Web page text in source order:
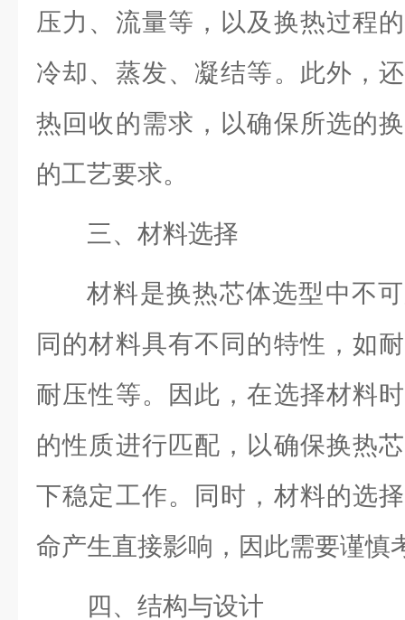
压力、流量等，以及换热过程
冷却、蒸发、凝结等。此外，
热回收的需求，以确保所选的
的工艺要求。
三、材料选择
材料是换热芯体选型中不
同的材料具有不同的特性，如
耐压性等。因此，在选择材料
的性质进行匹配，以确保换热
下稳定工作。同时，材料的选
命产生直接影响，因此需要谨慎
四、结构与设计